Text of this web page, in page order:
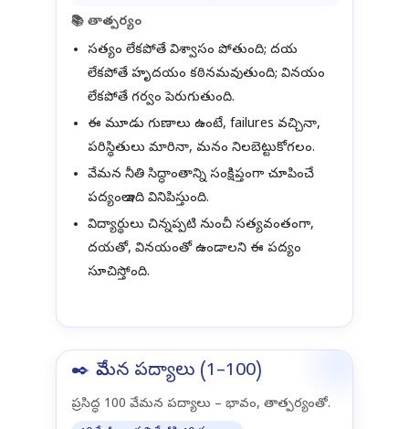
📚 తాత్పర్యం
సత్యం లేకపోతే విశ్వాసం పోతుంది; దయ
లేకపోతే హృదయం కఠినమవుతుంది; వినయం
లేకపోతే గర్వం పెరుగుతుంది.
ఈ మూడు గుణాలు ఉంటే, failures వచ్చినా,
పరిస్థితులు మారినా, మనం నిలబెట్టుకోగలం.
వేమన నీతి సిద్ధాంతాన్ని సంక్షిప్తంగా చూపించే
పద్యంలా ఇది వినిపిస్తుంది.
విద్యార్థులు చిన్నప్పటి నుంచీ సత్యవంతంగా,
దయతో, వినయంతో ఉండాలని ఈ పద్యం
సూచిస్తోంది.
✒️ వేమన పద్యాలు (1–100)
ప్రసిద్ధ 100 వేమన పద్యాలు – భావం, తాత్పర్యంతో.